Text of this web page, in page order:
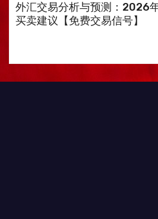
外汇交易分析与预测：2026
买卖建议【免费交易信号】